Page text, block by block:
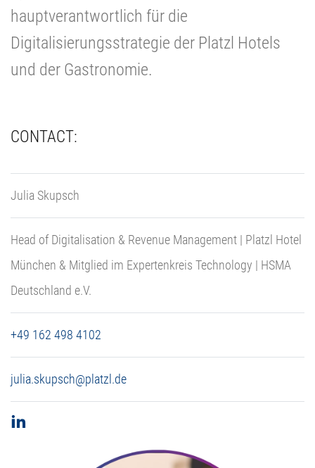
hauptverantwortlich für die
Digitalisierungsstrategie der Platzl Hotels
und der Gastronomie.
CONTACT:
Julia Skupsch
Head of Digitalisation & Revenue Management | Platzl Hotel
München & Mitglied im Expertenkreis Technology | HSMA
Deutschland e.V.
+49 162 498 4102
julia.skupsch@platzl.de